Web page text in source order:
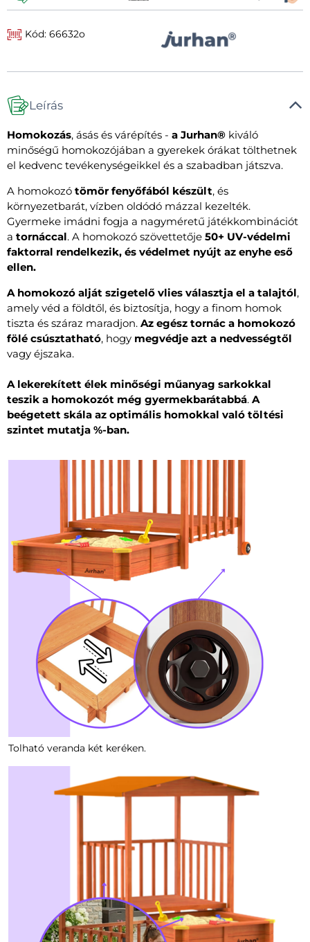
Kód: 66632o
Leírás
Homokozás, ásás és várépítés - a Jurhan® kiváló
minőségű homokozójában a gyerekek órákat tölthetnek
el kedvenc tevékenységeikkel és a szabadban játszva.
A homokozó tömör fenyőfából készült, és
környezetbarát, vízben oldódó mázzal kezelték.
Gyermeke imádni fogja a nagyméretű játékkombinációt
a tornáccal. A homokozó szövettetője 50+ UV-védelmi
faktorral rendelkezik, és védelmet nyújt az enyhe eső
ellen.
A homokozó alját szigetelő vlies választja el a talajtól,
amely véd a földtől, és biztosítja, hogy a finom homok
tiszta és száraz maradjon. Az egész tornác a homokozó
fölé csúsztatható, hogy megvédje azt a nedvességtől
vagy éjszaka.
A lekerekített élek minőségi műanyag sarkokkal
teszik a homokozót még gyermekbarátabbá. A
beégetett skála az optimális homokkal való töltési
szintet mutatja %-ban.
Tolható veranda két keréken.